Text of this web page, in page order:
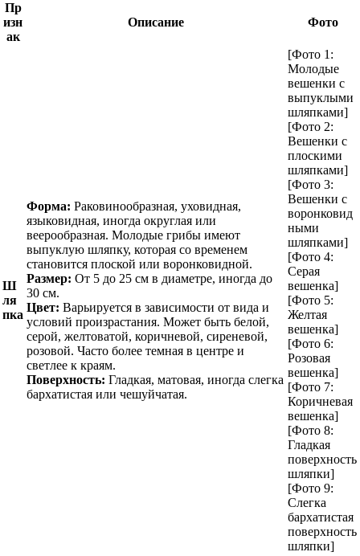
Пр
изн
ак
Описание Фото
Ш
ля
пка
Форма: Раковинообразная, уховидная,
языковидная, иногда округлая или
веерообразная. Молодые грибы имеют
выпуклую шляпку, которая со временем
становится плоской или воронковидной.
Размер: От 5 до 25 см в диаметре, иногда до
30 см.
Цвет: Варьируется в зависимости от вида и
условий произрастания. Может быть белой,
серой, желтоватой, коричневой, сиреневой,
розовой. Часто более темная в центре и
светлее к краям.
Поверхность: Гладкая, матовая, иногда слегка
бархатистая или чешуйчатая.
[Фото 1:
Молодые
вешенки с
выпуклыми
шляпками]
[Фото 2:
Вешенки с
плоскими
шляпками]
[Фото 3:
Вешенки с
воронковид
ными
шляпками]
[Фото 4:
Серая
вешенка]
[Фото 5:
Желтая
вешенка]
[Фото 6:
Розовая
вешенка]
[Фото 7:
Коричневая
вешенка]
[Фото 8:
Гладкая
поверхность
шляпки]
[Фото 9:
Слегка
бархатистая
поверхность
шляпки]